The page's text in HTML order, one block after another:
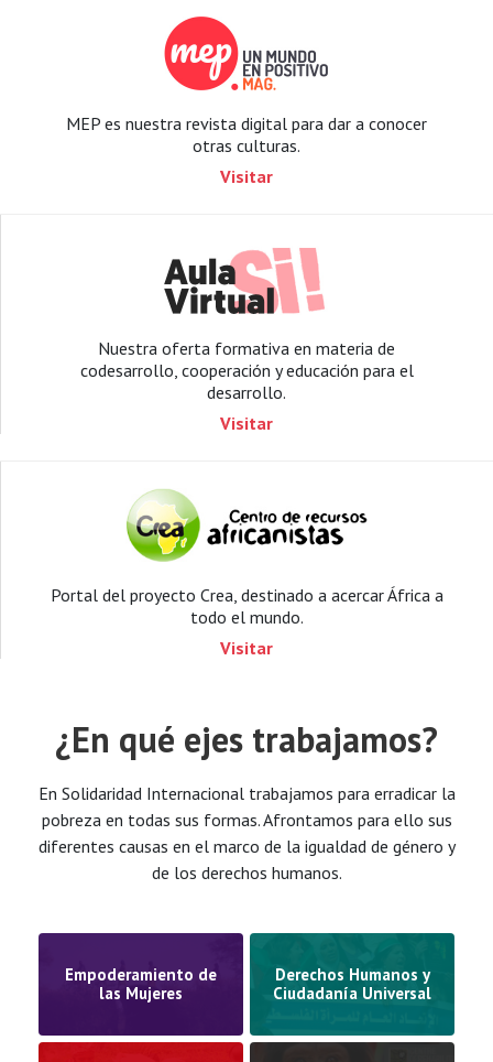
MEP es nuestra revista digital para dar a conocer
otras culturas.
Visitar
Nuestra oferta formativa en materia de
codesarrollo, cooperación y educación para el
desarrollo.
Visitar
Portal del proyecto Crea, destinado a acercar África a
todo el mundo.
Visitar
¿En qué ejes trabajamos?
En Solidaridad Internacional trabajamos para erradicar la
pobreza en todas sus formas. Afrontamos para ello sus
diferentes causas en el marco de la igualdad de género y
de los derechos humanos.
Empoderamiento de
las Mujeres
Derechos Humanos y
Ciudadanía Universal